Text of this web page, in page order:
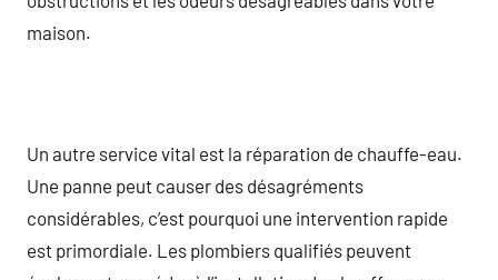
maison.
Un autre service vital est la réparation de chauffe-eau.
Une panne peut causer des désagréments
considérables, c’est pourquoi une intervention rapide
est primordiale. Les plombiers qualifiés peuvent